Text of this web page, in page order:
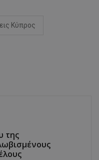
Κύπρος
της